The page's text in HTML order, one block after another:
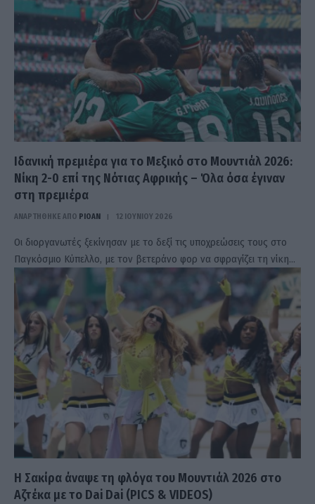
Ιδανική πρεμιέρα για το Μεξικό στο Μουντιάλ 2026:
Νίκη 2-0 επί της Νότιας Αφρικής – Όλα όσα έγιναν
στη πρεμιέρα
ΑΝΑΡΤΗΘΗΚΕ ΑΠΟ PIOAN 12 ΙΟΥΝΊΟΥ 2026
Οι διοργανωτές ξεκίνησαν με το δεξί τις υποχρεώσεις τους στο
Παγκόσμιο Κύπελλο, με τον βετεράνο φορ να σφραγίζει τη νίκη…
Η Σακίρα άναψε τη φλόγα του Μουντιάλ 2026 στο
Αζτέκα με το Dai Dai (PICS & VIDEOS)